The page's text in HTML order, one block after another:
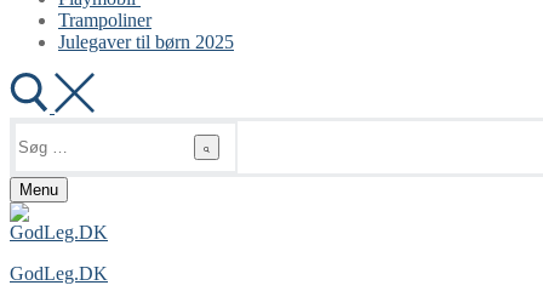
Trampoliner
Julegaver til børn 2025
efter:
Menu
GodLeg.DK